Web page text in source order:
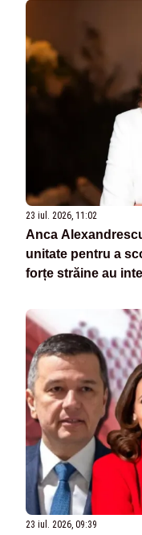
23 iul. 2026, 11:02
Anca
unitate pentru a
forțe străine au
23 iul. 2026, 09:39